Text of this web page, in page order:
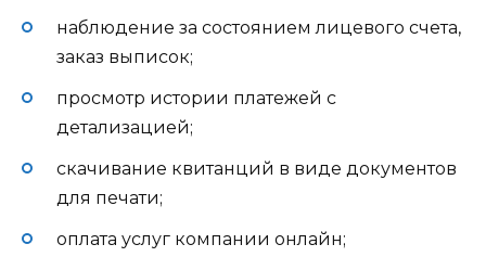
наблюдение за состоянием лицевого счета,
заказ выписок;
просмотр истории платежей с
детализацией;
скачивание квитанций в виде документов
для печати;
оплата услуг компании онлайн;